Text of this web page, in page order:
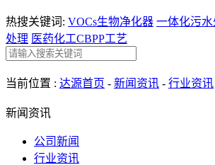
热搜关键词: VOCs生物净化器 一体化污
处理 医药化工CBPP工艺
当前位置 : 达源首页 - 新闻资讯 - 行业资讯
新闻资讯
公司新闻
行业资讯